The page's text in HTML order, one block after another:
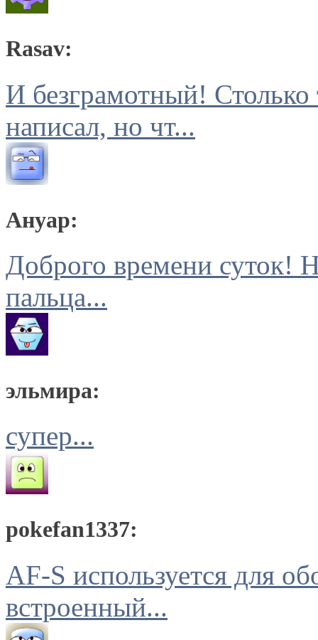
Rasav:
И безграмотный! Столько
написал, но чт...
Ануар:
Доброго времени суток!
пальца...
эльмира:
супер...
pokefan1337:
AF-S используется для
встроенный...